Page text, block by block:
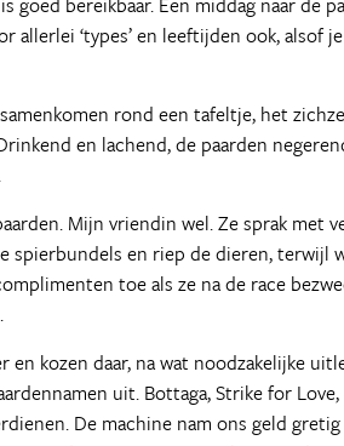
allerlei ‘types’ en leeftijden ook, alsof
rond een tafeltje, het
en lachend, de paarden
Mijn vriendin wel. Ze sprak met
spierbundels en riep de dieren, terwijl
toe als ze na de race
kozen daar, na wat noodzakelijke
uit. Bottaga, Strike for Love,
De machine nam ons geld